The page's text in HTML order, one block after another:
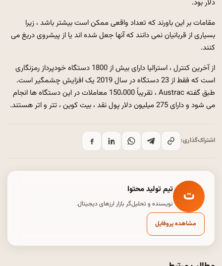
دلار بود.
مقامات بر این باورند که تعداد واقعی ممکن است بیشتر باشد ، زیرا
بسیاری از قربانیان نمی دانند که آنها جعل شده اند یا از پیشروی دریغ می
کنند.
از آخرین کنترل ، استرالیا دارای بیش از 1800 دستگاه خودپرداز رمزنگاری
است که فقط از 23 دستگاه در سال 2019 یک افزایش چشمگیر است.
طبق گفته Austrac ، تقریباً 150،000 معاملات در این دستگاه ها انجام
می شود و دارای 275 میلیون دلار پول نقد ، بیت کوین ، تتر و اتر هستند.
اشتراک‌گذاری:
ت تیم تولید محتوا
نویسنده و تحلیل‌گر بازار ارزهای دیجیتال.
مشاهده پروفایل